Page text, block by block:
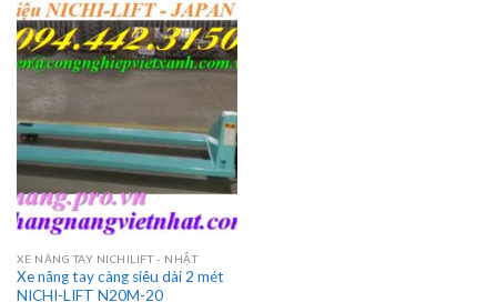
XE NÂNG TAY NICHILIFT - NHẬT
Xe nâng tay càng siêu dài 2 mét
NICHI-LIFT N20M-20